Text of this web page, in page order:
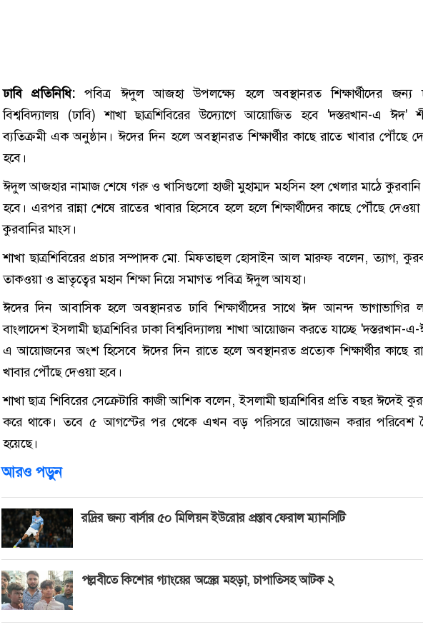
ঢাবি প্রতিনিধি: পবিত্র ঈদুল আজহা উপলক্ষ্যে হলে অবস্থানরত শিক্ষার্থীদের জন্য
বিশ্ববিদ্যালয় (ঢাবি) শাখা ছাত্রশিবিরের উদ্যোগে আয়োজিত হবে 'দস্তরখান-এ ঈদ'
ব্যতিক্রমী এক অনুষ্ঠান। ঈদের দিন হলে অবস্থানরত শিক্ষার্থীর কাছে রাতে খাবার পৌঁছে
হবে।
ঈদুল আজহার নামাজ শেষে গরু ও খাসিগুলো হাজী মুহাম্মদ মহসিন হল খেলার মাঠে
হবে। এরপর রান্না শেষে রাতের খাবার হিসেবে হলে হলে শিক্ষার্থীদের কাছে পৌঁছে
কুরবানির মাংস।
শাখা ছাত্রশিবিরের প্রচার সম্পাদক মো. মিফতাহুল হোসাইন আল মারুফ বলেন, ত্যাগ,
তাকওয়া ও ভ্রাতৃত্বের মহান শিক্ষা নিয়ে সমাগত পবিত্র ঈদুল আযহা।
ঈদের দিন আবাসিক হলে অবস্থানরত ঢাবি শিক্ষার্থীদের সাথে ঈদ আনন্দ ভাগাভাগির
বাংলাদেশ ইসলামী ছাত্রশিবির ঢাকা বিশ্ববিদ্যালয় শাখা আয়োজন করতে যাচ্ছে 'দস্তরখান-
এ আয়োজনের অংশ হিসেবে ঈদের দিন রাতে হলে অবস্থানরত প্রত্যেক শিক্ষার্থীর কাছে
খাবার পৌঁছে দেওয়া হবে।
শাখা ছাত্র শিবিরের সেক্রেটারি কাজী আশিক বলেন, ইসলামী ছাত্রশিবির প্রতি বছর ঈদেই
করে থাকে। তবে ৫ আগস্টের পর থেকে এখন বড় পরিসরে আয়োজন করার পরিবেশ
হয়েছে।
আরও পড়ুন
রদ্রির জন্য বার্সার ৫০ মিলিয়ন ইউরোর প্রস্তাব ফেরাল ম্যানসিটি
পল্লবীতে কিশোর গ্যাংয়ের অস্ত্রের মহড়া, চাপাতিসহ আটক ২